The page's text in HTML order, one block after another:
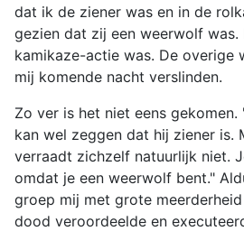
dat ik de ziener was en in de
gezien dat zij een weerwolf
kamikaze-actie was. De overige
mij komende nacht verslinden.
Zo ver is het niet eens gekomen.
kan wel zeggen dat hij ziener is.
verraadt zichzelf natuurlijk niet.
omdat je een weerwolf bent."
groep mij met grote
dood veroordeelde en